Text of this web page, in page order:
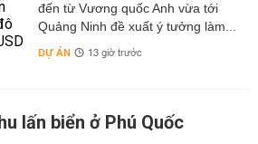
đến từ Vương quốc Anh vừa tới
Quảng Ninh đề xuất ý tưởng làm...
DỰ ÁN 13 giờ trước
lấn biển ở Phú Quốc